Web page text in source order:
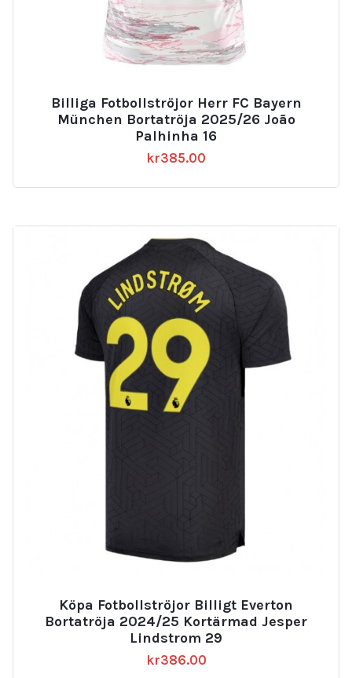
Billiga Fotbollströjor Herr FC Bayern
München Bortatröja 2025/26 João
Palhinha 16
kr385.00
Köpa Fotbollströjor Billigt Everton
Bortatröja 2024/25 Kortärmad Jesper
Lindstrom 29
kr386.00